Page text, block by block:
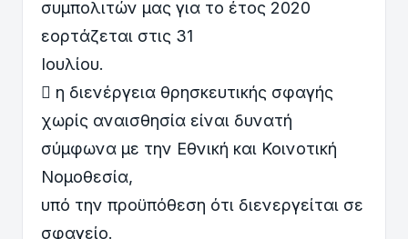
συμπολιτών μας για το έτος 2020
εορτάζεται στις 31
Ιουλίου.
 η διενέργεια θρησκευτικής σφαγής
χωρίς αναισθησία είναι δυνατή
σύμφωνα με την Εθνική και Κοινοτική
Νομοθεσία,
υπό την προϋπόθεση ότι διενεργείται σε
σφαγείο.